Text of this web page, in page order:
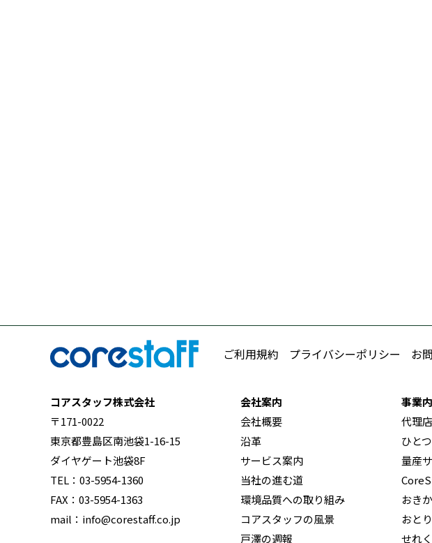
ご利用規約 プライバシーポリシー お
コアスタッフ株式会社
〒171-0022
東京都豊島区南池袋1-16-15
ダイヤゲート池袋8F
TEL：03-5954-1360
FAX：03-5954-1363
mail：info@corestaff.co.jp
会社案内
会社概要
沿革
サービス案内
当社の進む道
環境品質への取り組み
コアスタッフの風景
戸澤の週報
事業
代理
ひと
量産
おき
おと
せれ